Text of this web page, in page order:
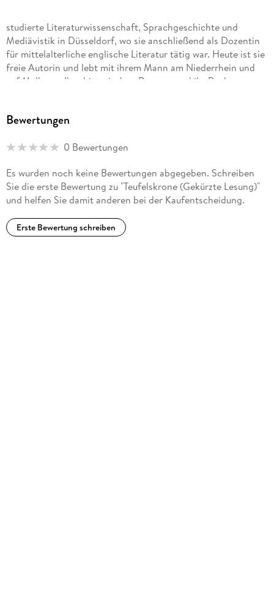
studierte Literaturwissenschaft, Sprachgeschichte und
Mediävistik in Düsseldorf, wo sie anschließend als Dozentin
für mittelalterliche englische Literatur tätig war. Heute ist sie
freie Autorin und lebt mit ihrem Mann am Niederrhein und
auf Mallorca. Ihre historischen Romane und ihr Buch zur
Detlef Bierstedt
ist einer der gefragtesten Synchronsprecher Deutschlands.
Er leiht u. a. George Clooney, Jonathan Frakes und Bill
der Werke von Rebecca Gablé.
Bewertungen
0 Bewertungen
Es wurden noch keine Bewertungen abgegeben. Schreiben
Sie die erste Bewertung zu "Teufelskrone (Gekürzte Lesung)"
und helfen Sie damit anderen bei der Kaufentscheidung.
Erste Bewertung schreiben